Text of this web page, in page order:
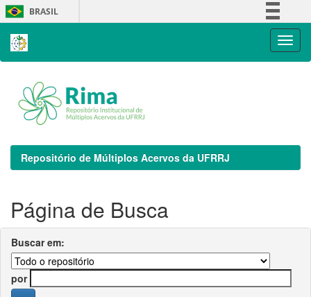
Skip
navigation
BRASIL
Repositório de Múltiplos Acervos da UFRRJ
Página de Busca
Buscar em:
por